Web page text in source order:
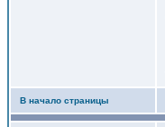
В начало страницы